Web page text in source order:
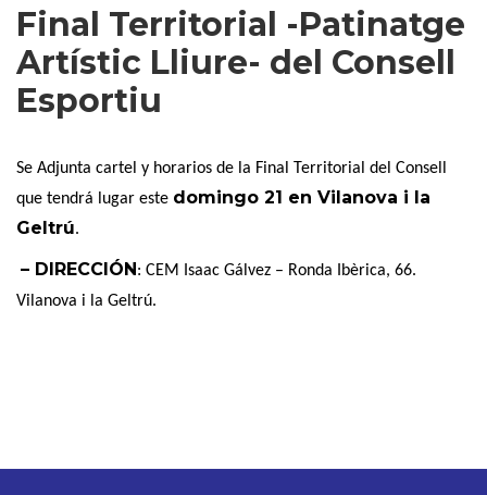
Final Territorial -Patinatge
Artístic Lliure- del Consell
Esportiu
Se Adjunta cartel y horarios de la Final Territorial del Consell
que tendrá lugar este domingo 21 en Vilanova i la
Geltrú.
– DIRECCIÓN: CEM Isaac Gálvez – Ronda Ibèrica, 66.
Vilanova i la Geltrú.